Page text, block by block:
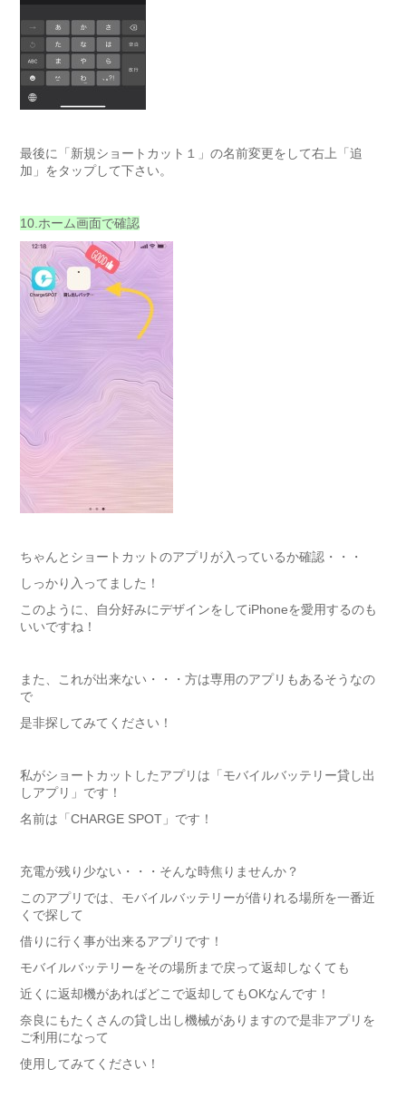
最後に「新規ショートカット１」の名前変更をして右上「追
加」をタップして下さい。
10.ホーム画面で確認
ちゃんとショートカットのアプリが入っているか確認・・・
しっかり入ってました！
このように、自分好みにデザインをしてiPhoneを愛用するのも
いいですね！
また、これが出来ない・・・方は専用のアプリもあるそうなの
で
是非探してみてください！
私がショートカットしたアプリは「モバイルバッテリー貸し出
しアプリ」です！
名前は「CHARGE SPOT」です！
充電が残り少ない・・・そんな時焦りませんか？
このアプリでは、モバイルバッテリーが借りれる場所を一番近
くで探して
借りに行く事が出来るアプリです！
モバイルバッテリーをその場所まで戻って返却しなくても
近くに返却機があればどこで返却してもOKなんです！
奈良にもたくさんの貸し出し機械がありますので是非アプリを
ご利用になって
使用してみてください！